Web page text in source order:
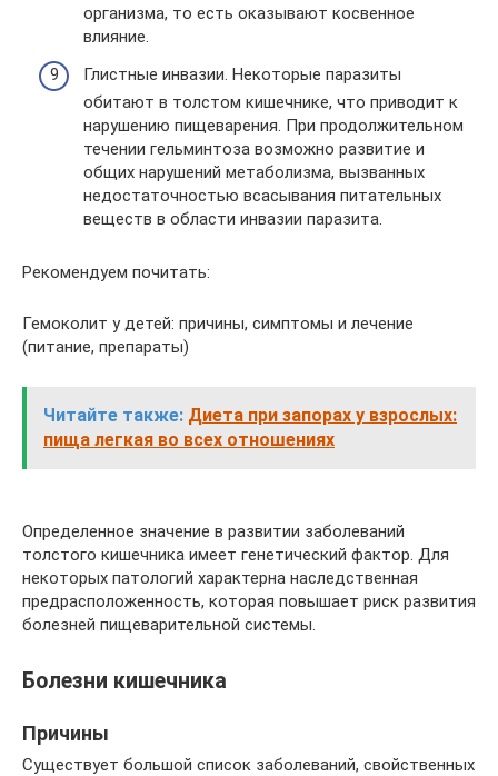
организма, то есть оказывают косвенное
влияние.
Глистные инвазии. Некоторые паразиты
обитают в толстом кишечнике, что приводит к
нарушению пищеварения. При продолжительном
течении гельминтоза возможно развитие и
общих нарушений метаболизма, вызванных
недостаточностью всасывания питательных
веществ в области инвазии паразита.
Рекомендуем почитать:
Гемоколит у детей: причины, симптомы и лечение
(питание, препараты)
Читайте также: Диета при запорах у взрослых:
пища легкая во всех отношениях
Определенное значение в развитии заболеваний
толстого кишечника имеет генетический фактор. Для
некоторых патологий характерна наследственная
предрасположенность, которая повышает риск развития
болезней пищеварительной системы.
Болезни кишечника
Причины
Существует большой список заболеваний, свойственных